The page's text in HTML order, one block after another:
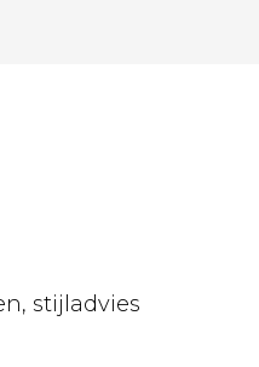
stijladvies